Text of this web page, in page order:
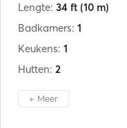
Lengte: 34 ft (10 m)
Badkamers: 1
Keukens: 1
Hutten: 2
+ Meer